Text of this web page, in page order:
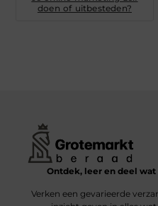
doen of uitbesteden?
Ontdek, leer en deel
Verken een gevarieerde